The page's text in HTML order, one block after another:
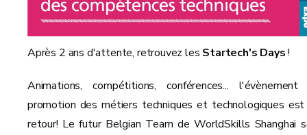
Après 2 ans d'attente, retrouvez les Startech's Days!
Animations, compétitions, conférences...
promotion des métiers techniques et technologiques
retour! Le futur Belgian Team de WorldSkills Shanghai